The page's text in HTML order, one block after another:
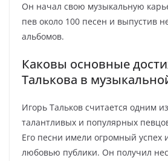
Он начал свою музыкальную
пев около 100 песен и выпустив
альбомов.
Каковы основные
Талькова в
Игорь Тальков считается одним
талантливых и популярных
Его песни имели огромный успех
любовью публики. Он получил